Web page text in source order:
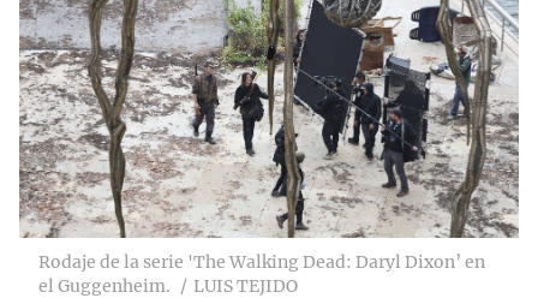
Rodaje de la serie 'The Walking Dead: Daryl Dixon’ en
el Guggenheim.
LUIS TEJIDO